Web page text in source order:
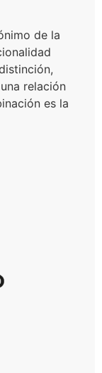
de la
relación
es la